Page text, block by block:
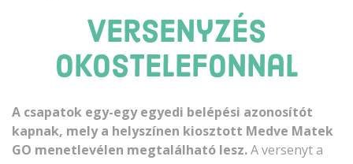
Versenyzés
okostelefonnal
A csapatok egy-egy egyedi belépési azonosítót
kapnak, mely a helyszínen kiosztott Medve Matek
GO menetlevélen megtalálható lesz.A versenyt a